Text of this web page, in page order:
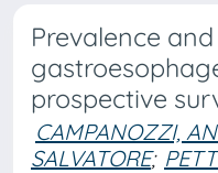
Prevalence
prospective
CAMPANOZZI,
SALVATORE;